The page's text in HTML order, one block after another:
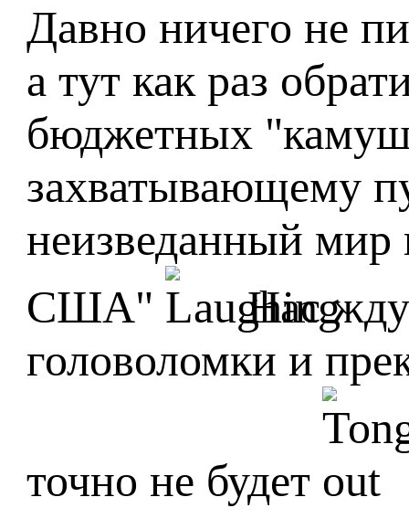
Давно ничего не
а тут как раз
бюджетных
захватывающему
неизведанный мир
США"
Нас
головоломки и
точно не будет